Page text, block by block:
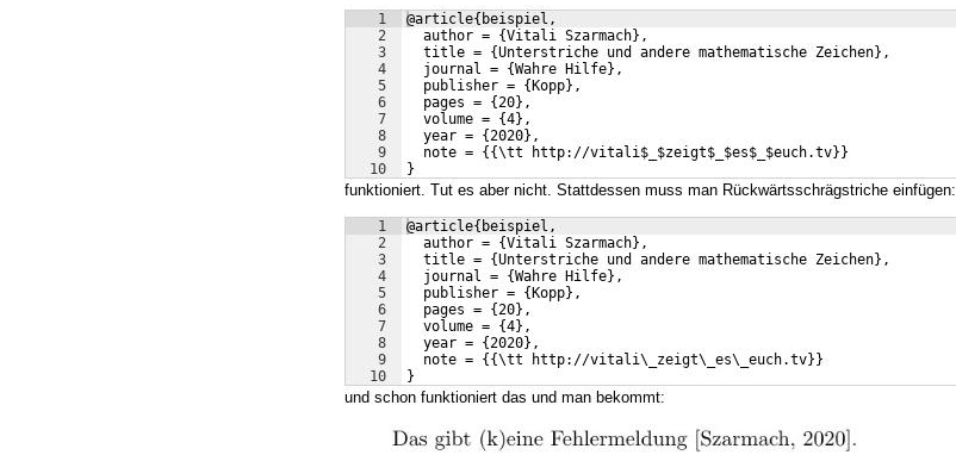
1
2
3
4
5
6
7
8
9
10
@article{beispiel,
  author = {Vitali Szarmach},
  title = {Unterstriche und andere mathematische Zeichen},
  journal = {Wahre Hilfe},
  publisher = {Kopp},
  pages = {20},
  volume = {4},
  year = {2020},
  note = {{\tt http://vitali$_$zeigt$_$es$_$euch.tv}}
}
funktioniert. Tut es aber nicht. Stattdessen muss man Rückwärtsschrägstriche einfügen:
1
2
3
4
5
6
7
8
9
10
@article{beispiel,
  author = {Vitali Szarmach},
  title = {Unterstriche und andere mathematische Zeichen},
  journal = {Wahre Hilfe},
  publisher = {Kopp},
  pages = {20},
  volume = {4},
  year = {2020},
  note = {{\tt http://vitali\_zeigt\_es\_euch.tv}}
}
und schon funktioniert das und man bekommt: